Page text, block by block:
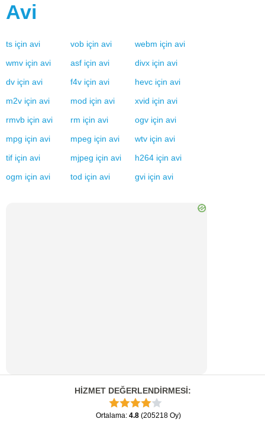
Avi
ts için avi vob için avi webm için avi
wmv için avi asf için avi divx için avi
dv için avi f4v için avi hevc için avi
m2v için avi mod için avi xvid için avi
rmvb için avi rm için avi ogv için avi
mpg için avi mpeg için avi wtv için avi
tif için avi mjpeg için avi h264 için avi
ogm için avi tod için avi gvi için avi
HİZMET DEĞERLENDİRMESİ:
Ortalama: 4.8 (205218 Oy)